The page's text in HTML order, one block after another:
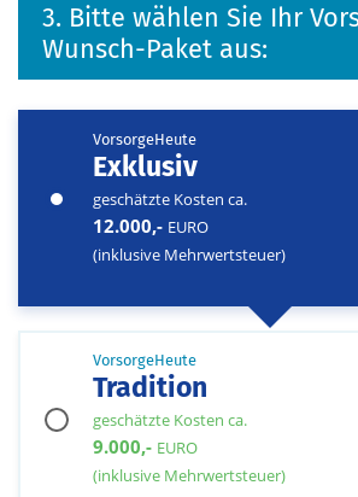
3. Bitte wählen Sie Ihr
Wunsch-Paket aus:
VorsorgeHeute
Exklusiv
geschätzte Kosten ca.
12.000,- EURO
(inklusive Mehrwertsteuer)
VorsorgeHeute
Tradition
geschätzte Kosten ca.
9.000,- EURO
(inklusive Mehrwertsteuer)